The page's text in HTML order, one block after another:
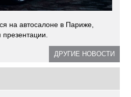
на автосалоне в Париже,
ДРУГИЕ НОВОСТИ